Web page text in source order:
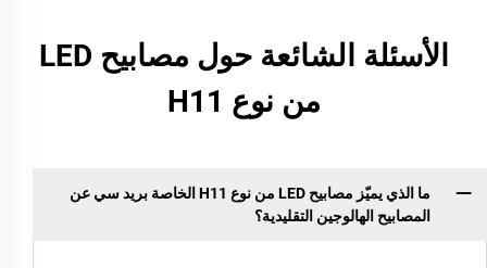
الأسئلة الشائعة حول مصابيح LED
من نوع H11
ما الذي يميّز مصابيح LED من نوع H11 الخاصة بريد سي عن
المصابيح الهالوجين التقليدية؟